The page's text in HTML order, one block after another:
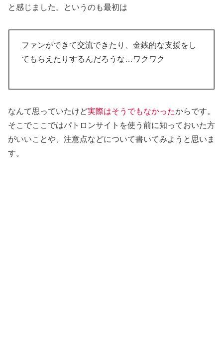
と感じました。というのも最初は
ファンができて交流できたり、金銭的な支援をし
てもらえたりするんだろうな…ワクワク
なんて思っていたけど実際はそうでもなかったからです。
そこでここではパトロンサイトを使う前に知っておいた方
がいいことや、注意点などについて書いてみようと思いま
す。